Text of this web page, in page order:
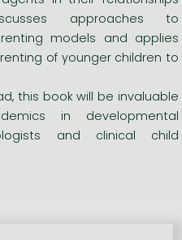
approaches to
models and applies
of younger children to
this book will be invaluable
in developmental
and clinical child